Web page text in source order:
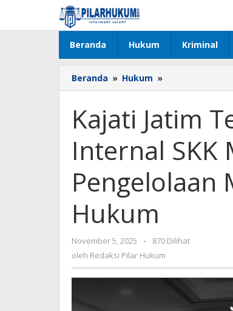
konten
Beranda Hukum Kriminal
Beranda » Hukum »
Jatim
Audiensi
Pengawas
Internal
SKK
Dukung
Pengelolaan
dan
Taat
Hukum
Kajati Jatim
Internal SKK
Pengelolaan
Hukum
November 5, 2025
oleh
Redaksi
Hukum
-
870 Dilihat
oleh Redaksi Pilar Hukum